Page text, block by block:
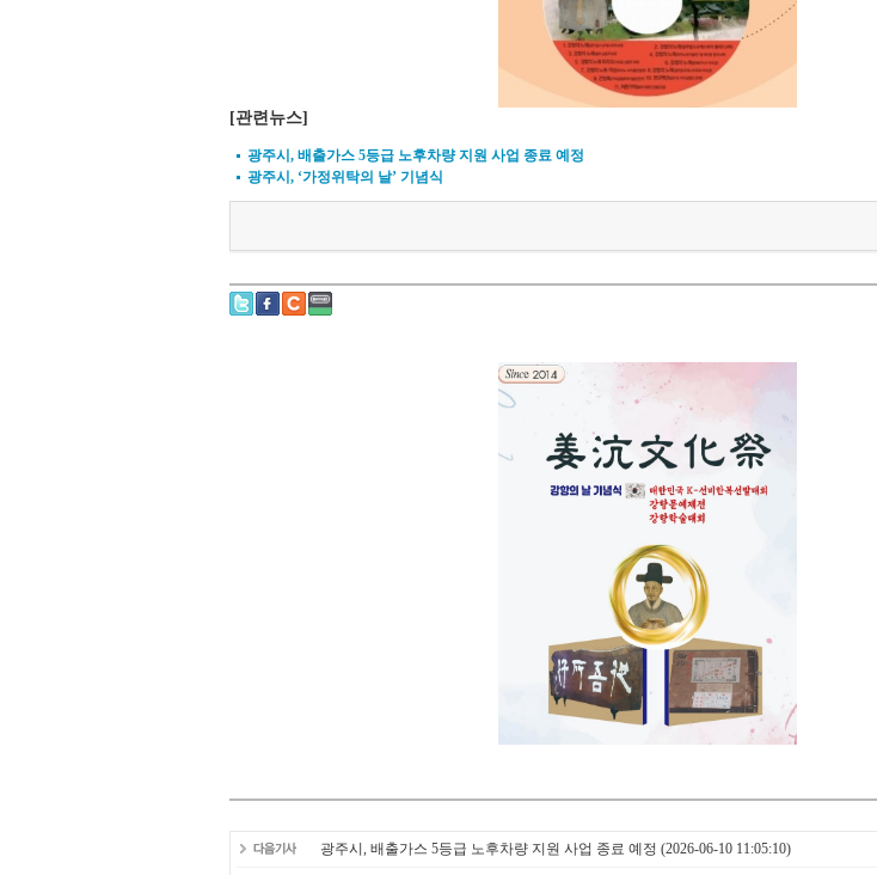
[관련뉴스]
광주시, 배출가스 5등급 노후차량 지원 사업 종료 예정
광주시, ‘가정위탁의 날’ 기념식
광주시, 배출가스 5등급 노후차량 지원 사업 종료 예정 (2026-06-10 11:05:10)